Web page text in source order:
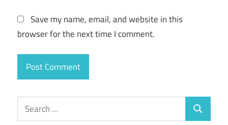
Save my name, email, and website in this
browser for the next time I comment.
Search
for:
Search